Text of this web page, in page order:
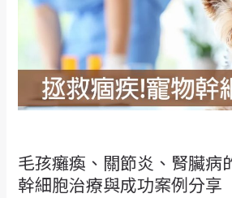
析，
什
毛孩癱瘓、關節炎、腎臟病
幹細胞治療與成功案例分享